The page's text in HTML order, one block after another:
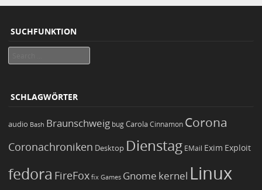
SUCHFUNKTION
SCHLAGWÖRTER
audio Bash Braunschweig bugCarola Cinnamon Corona
Coronachroniken Desktop Dienstag EMail Exim Exploit
fedora FireFox fix Games Gnome kernel Linux